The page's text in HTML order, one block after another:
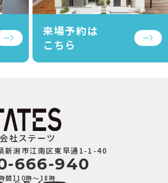
来場予約は
こちら
社ステーツ
新潟市江南区東早通1-1-40
666-940
時間】10時～18時